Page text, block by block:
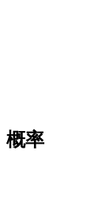
概率